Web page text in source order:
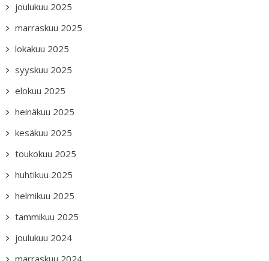
joulukuu 2025
marraskuu 2025
lokakuu 2025
syyskuu 2025
elokuu 2025
heinäkuu 2025
kesäkuu 2025
toukokuu 2025
huhtikuu 2025
helmikuu 2025
tammikuu 2025
joulukuu 2024